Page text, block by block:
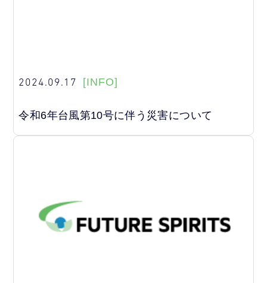
2024.09.17 [INFO]
令和6年台風第10号に伴う災害について